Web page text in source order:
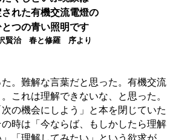
れた有機交流電燈の
つの青い照明です
賢治 春と修羅 序より
。難解な言葉だと思った。有機交流
これは理解できないな、と思った。
の機会にしよう」と本を閉じていた
時は「今ならば、もしかしたら理解